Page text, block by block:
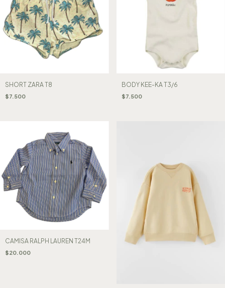
SHORT ZARA T8
$7.500
BODY KEE-KA T3/6
$7.500
CAMISA RALPH LAUREN T24M
$20.000